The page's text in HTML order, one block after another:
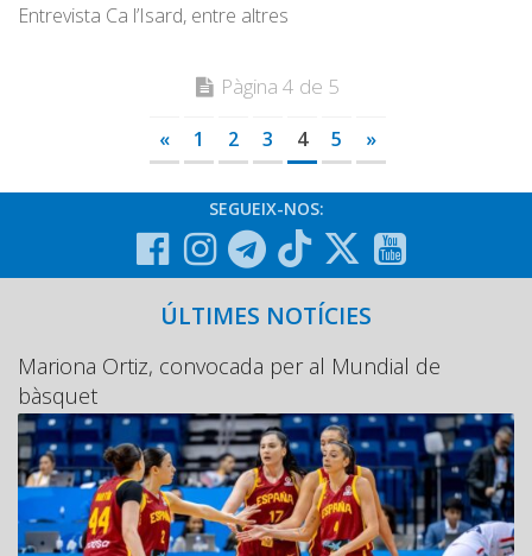
Entrevista Ca l’Isard, entre altres
Pàgina 4 de 5
« 1 2 3 4 5 »
SEGUEIX-NOS:
ÚLTIMES NOTÍCIES
Mariona Ortiz, convocada per al Mundial de
bàsquet